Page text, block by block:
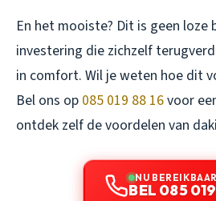
En het mooiste? Dit is geen loze
investering die zichzelf
in comfort. Wil je weten hoe dit
Bel ons op 085 019 88 16voor
ontdek zelf de voordelen van
NU BEREIKBAAR
BEL 085